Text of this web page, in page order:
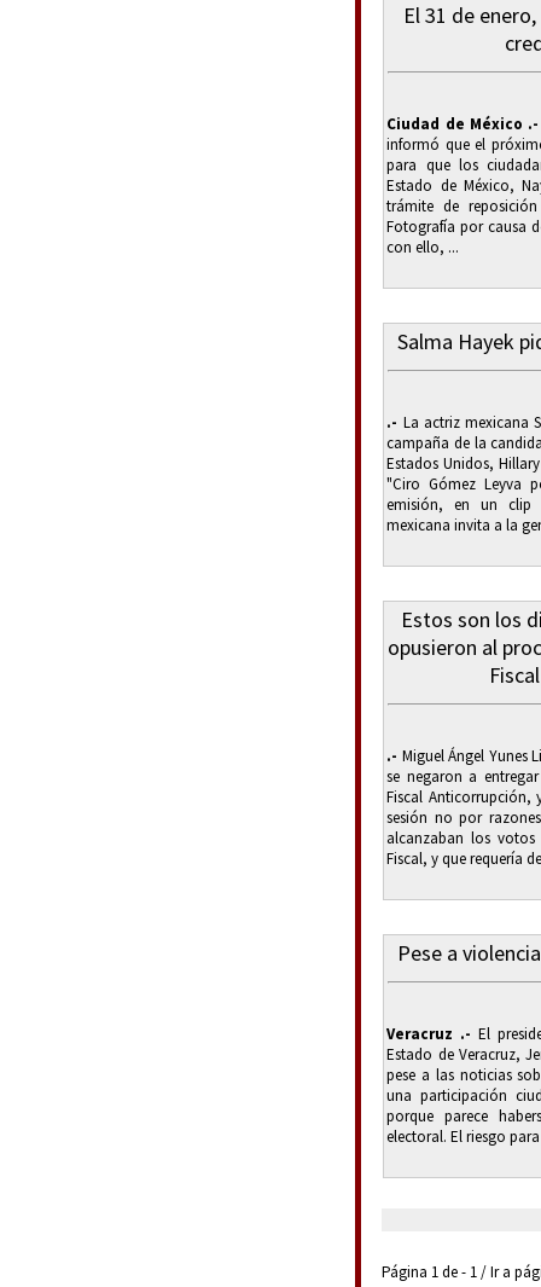
El 31 de
Ciudad de México .-
informó que el
para que los
Estado de México,
trámite de
Fotografía por causa
con ello, ...
Salma Hayek
.- La actriz mexicana
campaña de la
Estados Unidos,
"Ciro Gómez Leyva
emisión, en un clip
mexicana invita a la
Estos son los
opusieron al
.- Miguel Ángel Yunes
se negaron a
Fiscal Anticorrupción,
sesión no por
alcanzaban los
Fiscal, y que requería
Pese a
Veracruz .- El
Estado de Veracruz,
pese a las noticias
una participación
porque parece
electoral. El riesgo
Página 1 de - 1 / Ir a